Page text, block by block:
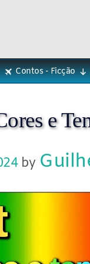
Contos - Ficção
e
by